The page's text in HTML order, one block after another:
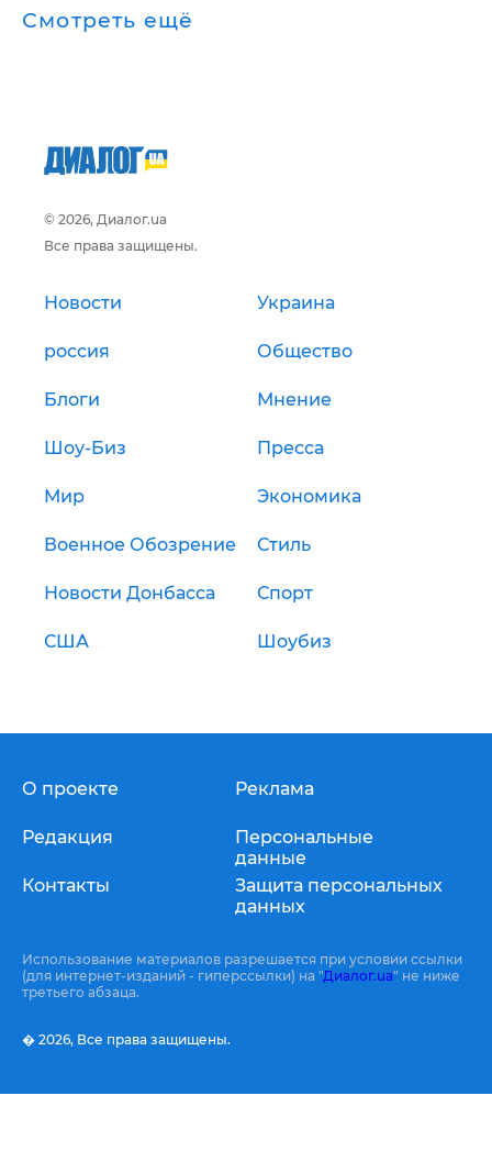
Смотреть ещё
© 2026, Диалог.ua
Все права защищены.
Новости Украина
россия Общество
Блоги Мнение
Шоу-Биз Пресса
Мир Экономика
Военное Обозрение Стиль
Новости Донбасса Спорт
США Шоубиз
О проекте
Редакция
Контакты
Реклама
Персональные
данные
Защита персональных
данных
Использование материалов разрешается при условии ссылки
(для интернет-изданий - гиперссылки) на "Диалог.ua" не ниже
третьего абзаца.
� 2026, Все права защищены.